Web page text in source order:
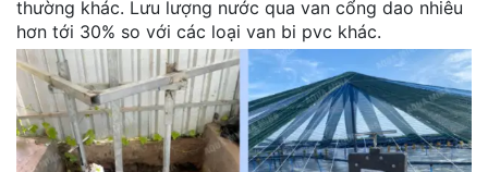
thường khác. Lưu lượng nước qua van cổng dao nhiêu
hơn tới 30% so với các loại van bi pvc khác.